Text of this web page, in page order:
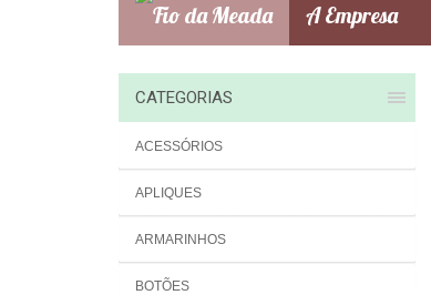
A Empresa
CATEGORIAS
ACESSÓRIOS
APLIQUES
ARMARINHOS
BOTÕES